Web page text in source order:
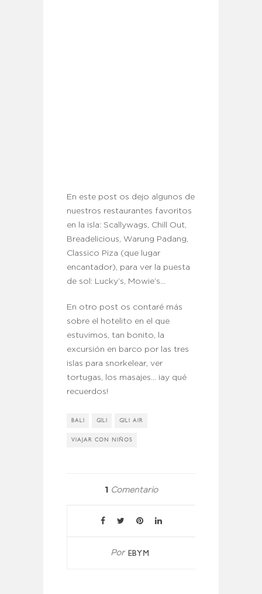
En este post os dejo algunos de
nuestros restaurantes favoritos
en la isla: Scallywags, Chill Out,
Breadelicious, Warung Padang,
Classico Piza (que lugar
encantador), para ver la puesta
de sol: Lucky’s, Mowie’s…
En otro post os contaré más
sobre el hotelito en el que
estuvimos, tan bonito, la
excursión en barco por las tres
islas para snorkelear, ver
tortugas, los masajes… ¡ay qué
recuerdos!
BALI GILI GILI AIR
VIAJAR CON NIÑOS
1 Comentario
Por EBYM